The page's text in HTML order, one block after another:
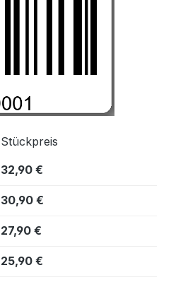
Stückpreis
32,90 €
30,90 €
27,90 €
25,90 €